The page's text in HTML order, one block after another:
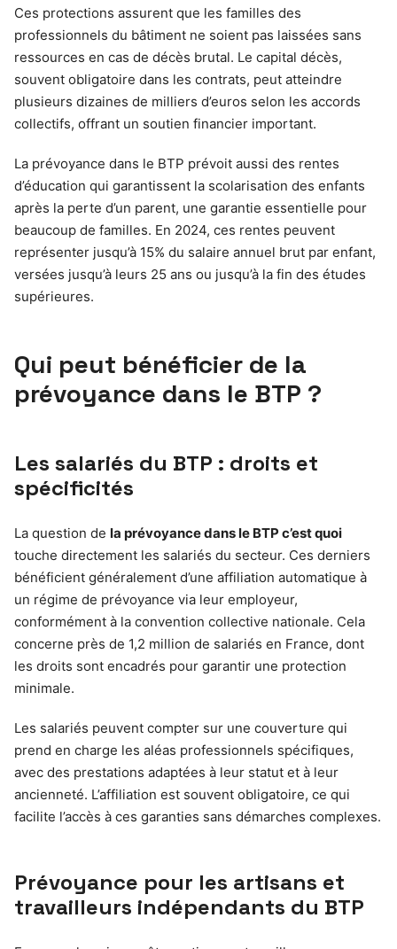
Ces protections assurent que les familles des
professionnels du bâtiment ne soient pas laissées sans
ressources en cas de décès brutal. Le capital décès,
souvent obligatoire dans les contrats, peut atteindre
plusieurs dizaines de milliers d’euros selon les accords
collectifs, offrant un soutien financier important.
La prévoyance dans le BTP prévoit aussi des rentes
d’éducation qui garantissent la scolarisation des enfants
après la perte d’un parent, une garantie essentielle pour
beaucoup de familles. En 2024, ces rentes peuvent
représenter jusqu’à 15% du salaire annuel brut par enfant,
versées jusqu’à leurs 25 ans ou jusqu’à la fin des études
supérieures.
Qui peut bénéficier de la
prévoyance dans le BTP ?
Les salariés du BTP : droits et
spécificités
La question de la prévoyance dans le BTP c’est quoi
touche directement les salariés du secteur. Ces derniers
bénéficient généralement d’une affiliation automatique à
un régime de prévoyance via leur employeur,
conformément à la convention collective nationale. Cela
concerne près de 1,2 million de salariés en France, dont
les droits sont encadrés pour garantir une protection
minimale.
Les salariés peuvent compter sur une couverture qui
prend en charge les aléas professionnels spécifiques,
avec des prestations adaptées à leur statut et à leur
ancienneté. L’affiliation est souvent obligatoire, ce qui
facilite l’accès à ces garanties sans démarches complexes.
Prévoyance pour les artisans et
travailleurs indépendants du BTP